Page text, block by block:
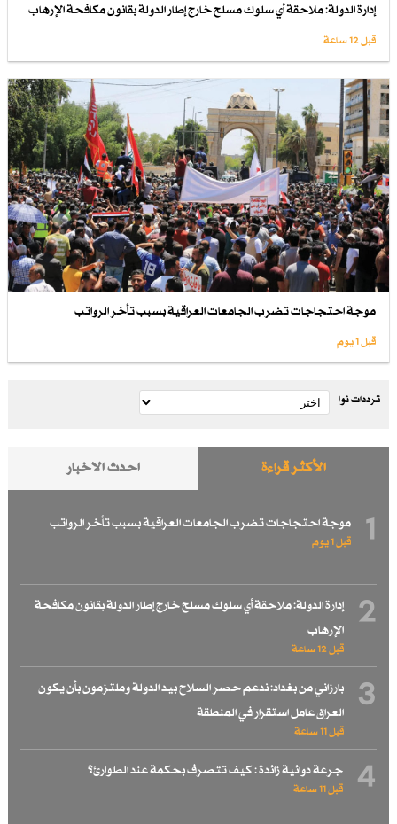
إدارة الدولة: ملاحقة أي سلوك مسلح خارج إطار الدولة بقانون مكافحة الإرهاب
قبل 12 ساعة
موجة احتجاجات تضرب الجامعات العراقية بسبب تأخر الرواتب
قبل 1 یوم
ترددات نوا
الأكثر قراءة احدث الاخبار
1 موجة احتجاجات تضرب الجامعات العراقية بسبب تأخر الرواتب
قبل 1 یوم
2
إدارة الدولة: ملاحقة أي سلوك مسلح خارج إطار الدولة بقانون مكافحة
الإرهاب
قبل 12 ساعة
3
بارزاني من بغداد: ندعم حصر السلاح بيد الدولة وملتزمون بأن يكون
العراق عامل استقرار في المنطقة
قبل 11 ساعة
4 جرعة دوائية زائدة : كيف تتصرف بحكمة عند الطوارئ؟
قبل 11 ساعة